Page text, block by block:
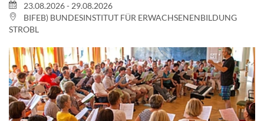
23.08.2026 - 29.08.2026
BIFEB) BUNDESINSTITUT FÜR ERWACHSENENBILDUNG
STROBL